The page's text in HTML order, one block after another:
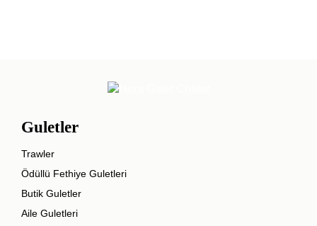
Guletler
Trawler
Ödüllü Fethiye Guletleri
Butik Guletler
Aile Guletleri